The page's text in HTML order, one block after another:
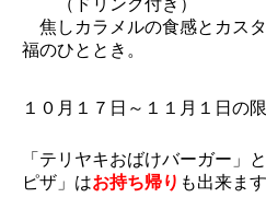
焦しカラメルの食感とカス
福のひととき。
１０月１７日～１１月１日の
「テリヤキおばけバーガー」
ピザ」はお持ち帰り も出来ます